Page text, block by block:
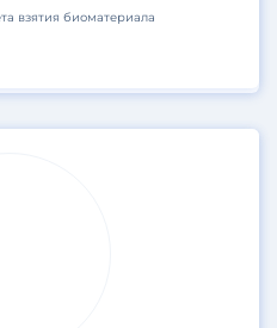
взятия биоматериала